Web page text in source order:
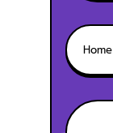
Home